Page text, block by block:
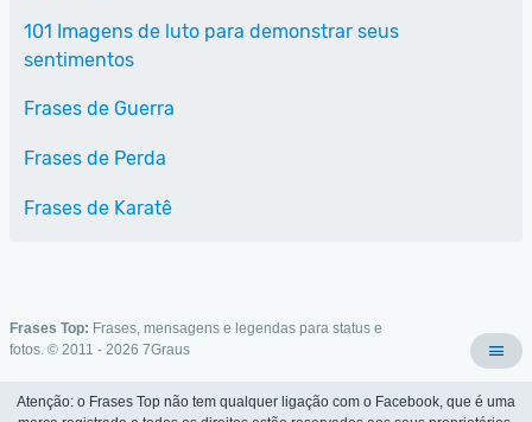
101 Imagens de luto para demonstrar seus
sentimentos
Frases de Guerra
Frases de Perda
Frases de Karatê
Frases Top: Frases, mensagens e legendas para status e
fotos. © 2011 - 2026 7Graus
Atenção: o Frases Top não tem qualquer ligação com o Facebook, que é uma